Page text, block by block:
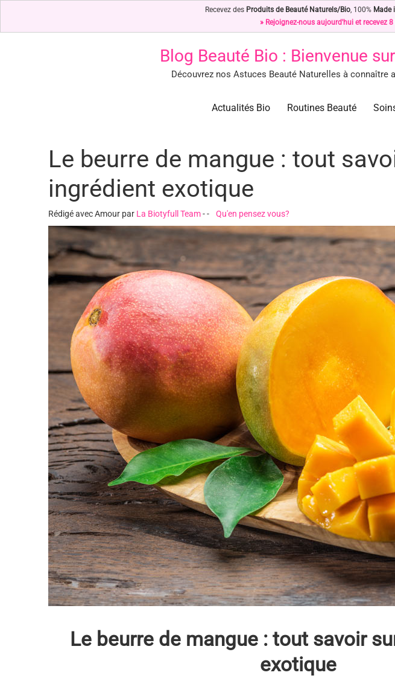
Recevez des Produits de Beauté Naturels/Bio, 100% Made
» Rejoignez-nous aujourd'hui et recevez
Blog Beauté Bio : Bienvenue
Découvrez nos Astuces Beauté Naturelles à connaître
Blog Beauté Bio : Notre Top des Astuces
Blog Beauté Bio : Découvrez nos Secrets de Beauté Bio & Naturels à connaître absolument pour
Actualités Bio Routines Beauté
Le beurre de mangue : tout
ingrédient exotique
Rédigé avec Amour par La Biotyfull Team-- Qu'en pensez vous?
Le beurre de mangue : tout savoir
exotique